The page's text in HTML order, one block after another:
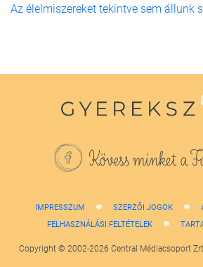
Az élelmiszereket tekintve sem állunk
Kövess minket a
IMPRESSZUM SZERZŐI JOGOK
FELHASZNÁLÁSI FELTÉTELEK
Copyright © 2002-2026 Central Médiacsoport